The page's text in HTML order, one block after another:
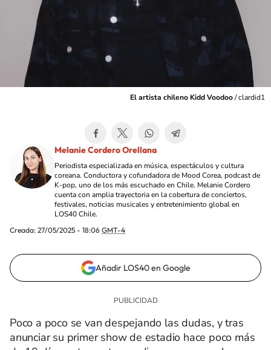
El artista chileno Kidd Voodoo/clardid1
Melanie Cordero Orellana
Periodista especializada en música, espectáculos y cultura
coreana. Conductora y cofundadora de Mood Corea, podcast de
K-pop, uno de los más escuchado en Chile. Melanie Cordero
cuenta con amplia trayectoria en la cobertura de conciertos,
festivales, noticias musicales y entretenimiento global en
LOS40 Chile.
Creada: 27/05/2025 - 18:06 GMT-4
Añadir LOS40 en Google
Poco a poco se van despejando las dudas, y tras
anunciar su primer show de estadio hace poco más